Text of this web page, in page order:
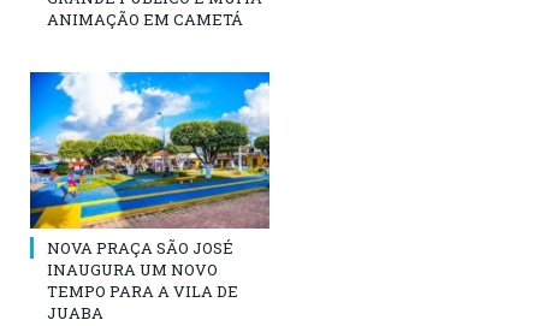
ANIMAÇÃO EM CAMETÁ
NOVA PRAÇA SÃO JOSÉ
INAUGURA UM NOVO
TEMPO PARA A VILA DE
JUABA